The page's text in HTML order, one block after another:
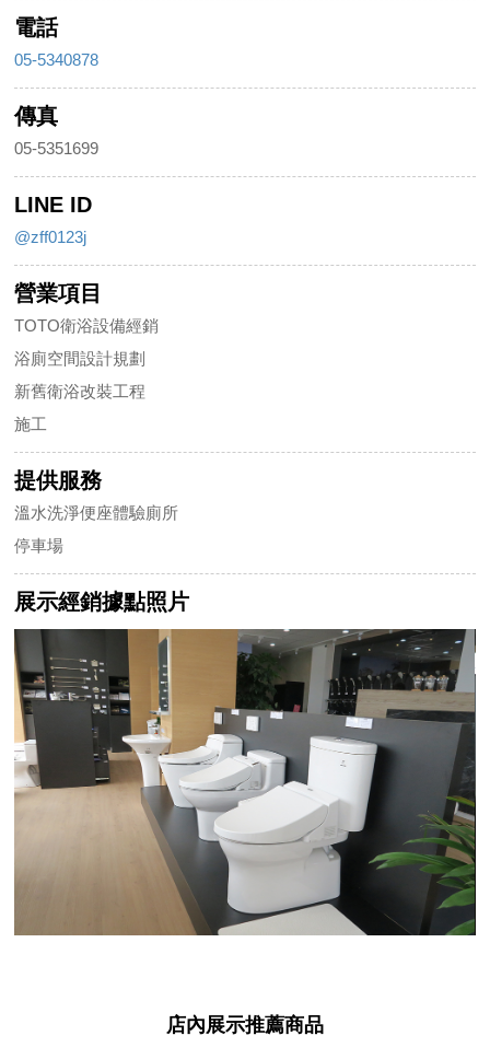
電話
05-5340878
傳真
05-5351699
LINE ID
@zff0123j
營業項目
TOTO衛浴設備經銷
浴廁空間設計規劃
新舊衛浴改裝工程
施工
提供服務
溫水洗淨便座體驗廁所
停車場
展示經銷據點照片
店內展示推薦商品